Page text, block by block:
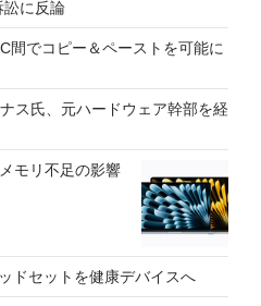
訟に反論
間でコピー＆ペーストを可能に
ス氏、元ハードウェア幹部を経
モリ不足の影響
ドセットを健康デバイスへ